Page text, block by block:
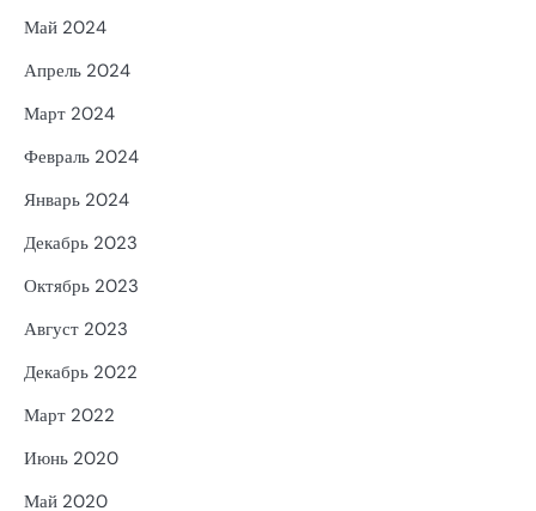
Май 2024
Апрель 2024
Март 2024
Февраль 2024
Январь 2024
Декабрь 2023
Октябрь 2023
Август 2023
Декабрь 2022
Март 2022
Июнь 2020
Май 2020